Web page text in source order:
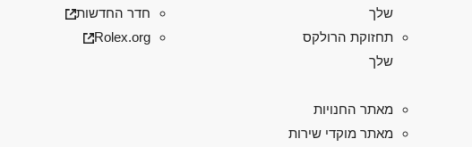
שלך
תחזוקת הרולקס
שלך
מאתר החנויות
מאתר מוקדי שירות
חדר החדשות
Rolex.org